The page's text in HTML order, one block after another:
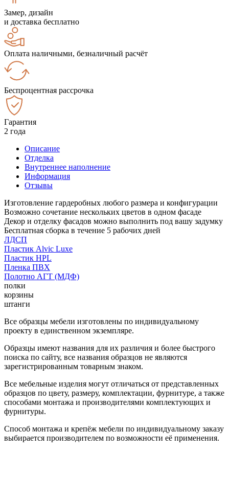
Замер, дизайн
и доставка бесплатно
Оплата наличными, безналичный расчёт
Беспроцентная рассрочка
Гарантия
2 года
Описание
Отделка
Внутреннее наполнение
Информация
Отзывы
Изготовление гардеробных любого размера и конфигурации
Возможно сочетание нескольких цветов в одном фасаде
Декор и отделку фасадов можно выполнить под вашу задумку
Бесплатная сборка в течение 5 рабочих дней
ЛДСП
Пластик Alvic Luxe
Пластик HPL
Пленка ПВХ
Полотно АГТ (МДФ)
полки
корзины
штанги
Все образцы мебели изготовлены по индивидуальному
проекту в единственном экземпляре.
Образцы имеют названия для их различия и более быстрого
поиска по сайту, все названия образцов не являются
зарегистрированным товарным знаком.
Все мебельные изделия могут отличаться от представленных
образцов по цвету, размеру, комплектации, фурнитуре, а также
способами монтажа и производителями комплектующих и
фурнитуры.
Способ монтажа и крепёж мебели по индивидуальному заказу
выбирается производителем по возможности её применения.